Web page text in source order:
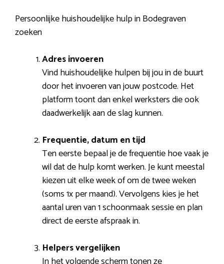
Persoonlijke huishoudelijke hulp in Bodegraven
zoeken
Adres invoeren
Vind huishoudelijke hulpen bij jou in de buurt
door het invoeren van jouw postcode. Het
platform toont dan enkel werksters die ook
daadwerkelijk aan de slag kunnen.
Frequentie, datum en tijd
Ten eerste bepaal je de frequentie hoe vaak je
wil dat de hulp komt werken. Je kunt meestal
kiezen uit elke week of om de twee weken
(soms 1x per maand). Vervolgens kies je het
aantal uren van 1 schoonmaak sessie en plan
direct de eerste afspraak in.
Helpers vergelijken